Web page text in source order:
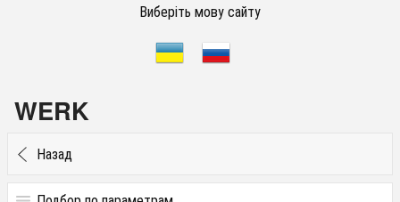
Виберіть мову сайту
WERK
Назад